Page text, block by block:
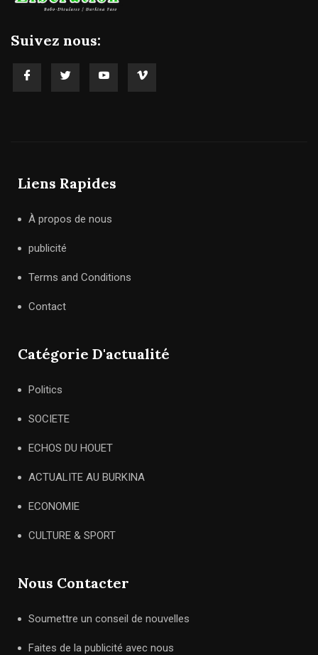
Suivez nous:
Liens Rapides
À propos de nous
publicité
Terms and Conditions
Contact
Catégorie D'actualité
Politics
SOCIETE
ECHOS DU HOUET
ACTUALITE AU BURKINA
ECONOMIE
CULTURE & SPORT
Nous Contacter
Soumettre un conseil de nouvelles
Faites de la publicité avec nous